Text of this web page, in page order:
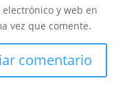
y web en
vez que comente.